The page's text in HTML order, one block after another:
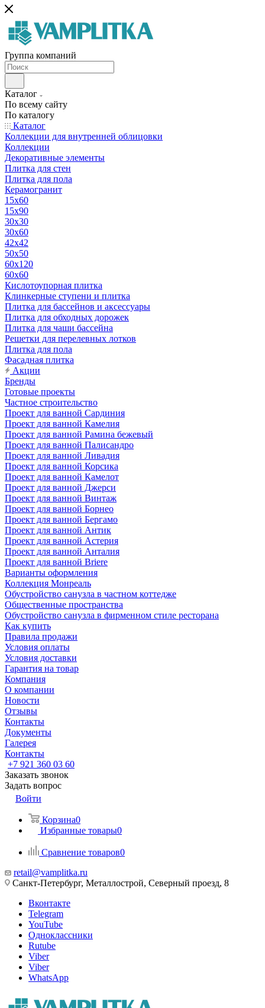
Группа компаний
Каталог
По всему сайту
По каталогу
Каталог
Коллекции для внутренней облицовки
Коллекции
Декоративные элементы
Плитка для стен
Плитка для пола
Керамогранит
15х60
15x90
30х30
30х60
42х42
50х50
60х120
60х60
Кислотоупорная плитка
Клинкерные ступени и плитка
Плитка для бассейнов и аксессуары
Плитка для обходных дорожек
Плитка для чаши бассейна
Решетки для перелевных лотков
Плитка для пола
Фасадная плитка
Акции
Бренды
Готовые проекты
Частное строительство
Проект для ванной Сардиния
Проект для ванной Камелия
Проект для ванной Рамина бежевый
Проект для ванной Палисандро
Проект для ванной Ливадия
Проект для ванной Корсика
Проект для ванной Камелот
Проект для ванной Джерси
Проект для ванной Винтаж
Проект для ванной Борнео
Проект для ванной Бергамо
Проект для ванной Антик
Проект для ванной Астерия
Проект для ванной Анталия
Проект для ванной Briere
Варианты оформления
Коллекция Монреаль
Обустройство санузла в частном коттедже
Общественные пространства
Обустройство санузла в фирменном стиле ресторана
Как купить
Правила продажи
Условия оплаты
Условия доставки
Гарантия на товар
Компания
О компании
Новости
Отзывы
Контакты
Документы
Галерея
Контакты
+7 921 360 03 60
Заказать звонок
Задать вопрос
Войти
Корзина0
Избранные товары0
Сравнение товаров0
retail@vamplitka.ru
Санкт-Петербург, Металлострой, Северный проезд, 8
Вконтакте
Telegram
YouTube
Одноклассники
Rutube
Viber
Viber
WhatsApp